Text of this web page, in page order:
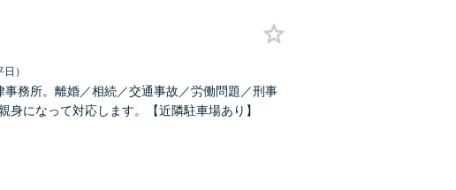
）
務所。離婚／相続／交通事故／労働問題／刑事
になって対応します。【近隣駐車場あり】